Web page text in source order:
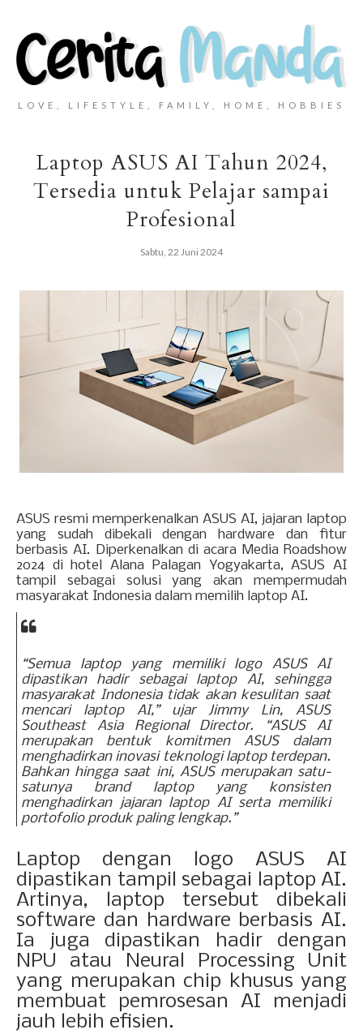
LOVE, LIFESTYLE, FAMILY, HOME, HOBBIES
Laptop ASUS AI Tahun 2024,
Tersedia untuk Pelajar sampai
Profesional
Sabtu, 22 Juni 2024
ASUS resmi memperkenalkan ASUS AI, jajaran laptop
yang sudah dibekali dengan hardware dan fitur
berbasis AI. Diperkenalkan di acara Media Roadshow
2024 di hotel Alana Palagan Yogyakarta, ASUS AI
tampil sebagai solusi yang akan mempermudah
masyarakat Indonesia dalam memilih laptop AI.
“Semua laptop yang memiliki logo ASUS AI
dipastikan hadir sebagai laptop AI, sehingga
masyarakat Indonesia tidak akan kesulitan saat
mencari laptop AI,” ujar Jimmy Lin, ASUS
Southeast Asia Regional Director. “ASUS AI
merupakan bentuk komitmen ASUS dalam
menghadirkan inovasi teknologi laptop terdepan.
Bahkan hingga saat ini, ASUS merupakan satu-
satunya brand laptop yang konsisten
menghadirkan jajaran laptop AI serta memiliki
portofolio produk paling lengkap.”
Laptop dengan logo ASUS AI
dipastikan tampil sebagai laptop AI.
Artinya, laptop tersebut dibekali
software dan hardware berbasis AI.
Ia juga dipastikan hadir dengan
NPU atau Neural Processing Unit
yang merupakan chip khusus yang
membuat pemrosesan AI menjadi
jauh lebih efisien.